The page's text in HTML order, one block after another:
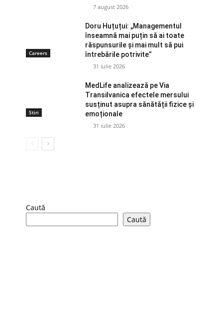
7 august 2026
Careers
Doru Huțuțui: „Managementul
înseamnă mai puțin să ai toate
răspunsurile și mai mult să pui
întrebările potrivite”
31 iulie 2026
Stiri
MedLife analizează pe Via
Transilvanica efectele mersului
susținut asupra sănătății fizice și
emoționale
31 iulie 2026
Caută
Caută